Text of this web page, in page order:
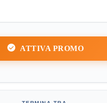
ATTIVA PROMO